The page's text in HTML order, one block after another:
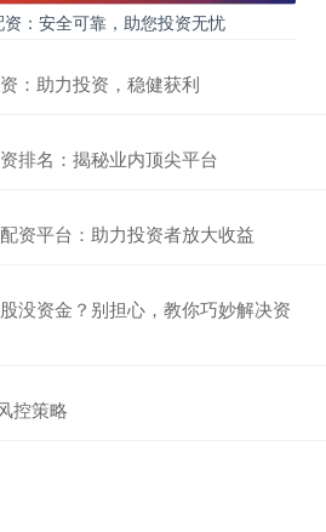
：安全可靠，助您投资无忧
：助力投资，稳健获利
排名：揭秘业内顶尖平台
资平台：助力投资者放大收益
没资金？别担心，教你巧妙解决资
控策略